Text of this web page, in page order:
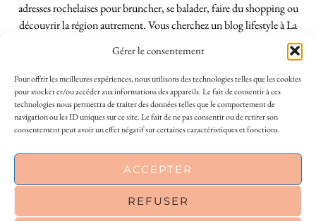
This site uses cookies to deliver its services
agree to its use of cookies. Learn more
Gérer le consentement
Pour offrir les meilleures expériences, nous utilisons des technologies telles que les cookies
pour stocker et/ou accéder aux informations des appareils. Le fait de consentir à ces
technologies nous permettra de traiter des données telles que le comportement de
navigation ou les ID uniques sur ce site. Le fait de ne pas consentir ou de retirer son
consentement peut avoir un effet négatif sur certaines caractéristiques et fonctions.
ACCEPTER
REFUSER
adresses rochelaises pour bruncher, se balader, faire du shopping ou
découvrir la région autrement. Vous cherchez un blog lifestyle à La
Rochelle, tenu par une locale ? Vous êtes au bon endroit. Que vous
soyez Rochelais·e ou de passage dans notre belle ville, j’espère que mes
articles vous aideront à profiter de La Rochelle comme un·e vrai·e
initié·e. !